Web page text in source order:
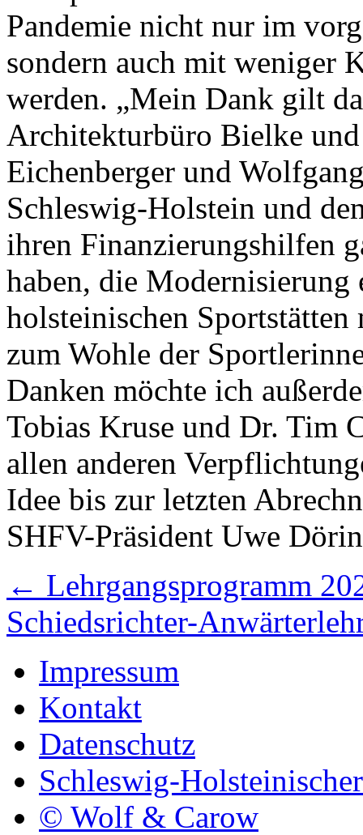
Pandemie nicht nur im
sondern auch mit weniger
werden. „Mein Dank gilt
Architekturbüro Bielke
Eichenberger und
Schleswig-Holstein und
ihren Finanzierungshilfen
haben, die
holsteinischen
zum Wohle der
Danken möchte ich
Tobias Kruse und Dr. Tim
allen anderen
Idee bis zur letzten
SHFV-Präsident Uwe
← Lehrgangsprogramm
Schiedsrichter-
Impressum
Kontakt
Datenschutz
Schleswig-
© Wolf & Carow